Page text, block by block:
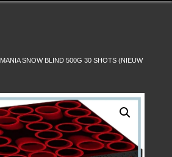
SNOW BLIND 500G 30 SHOTS (NIEUW